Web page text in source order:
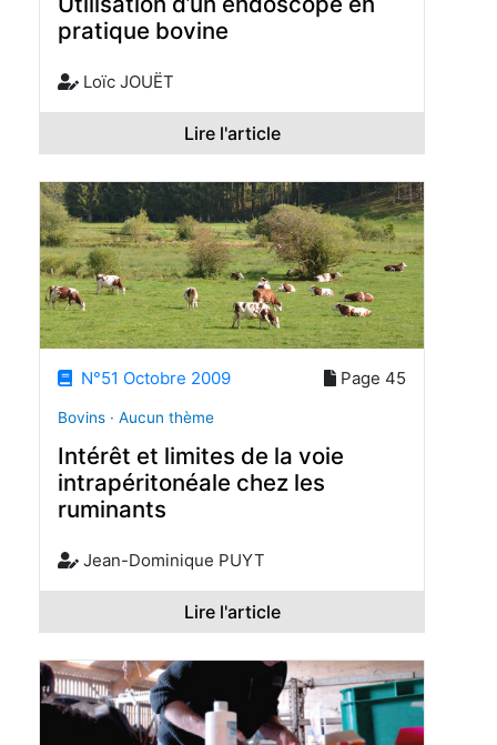
pratique bovine
Loïc JOUËT
Lire l'article
N°51 Octobre 2009 Page 45
Bovins · Aucun thème
Intérêt et limites de la voie
intrapéritonéale chez les
ruminants
Jean-Dominique PUYT
Lire l'article